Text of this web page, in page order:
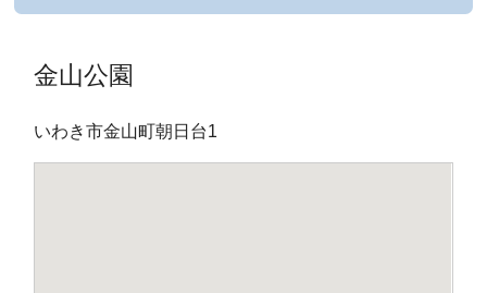
金山公園
いわき市金山町朝日台1